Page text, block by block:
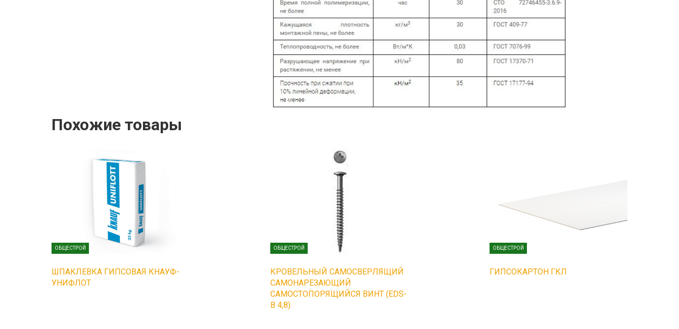
Похожие товары
ОБЩЕСТРОЙ
ШПАКЛЕВКА ГИПСОВАЯ КНАУФ-
УНИФЛОТ
ОБЩЕСТРОЙ
КРОВЕЛЬНЫЙ САМОСВЕРЛЯЩИЙ
САМОНАРЕЗАЮЩИЙ
САМОСТОПОРЯЩИЙСЯ ВИНТ (EDS-
B 4,8)
ОБЩЕСТРОЙ
ГИПСОКАРТОН ГКЛ